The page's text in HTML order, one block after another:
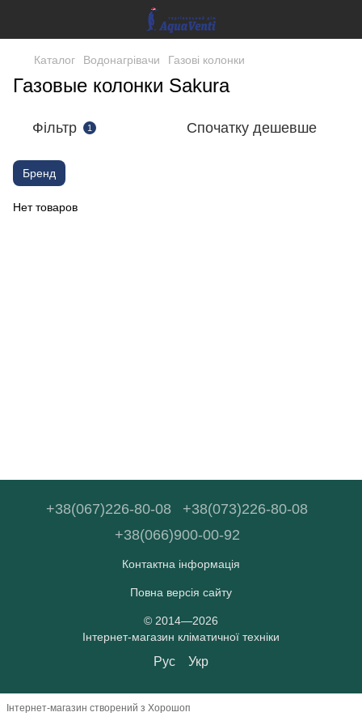
Каталог Водонагрівачи Газові колонки
Газовые колонки Sakura
Фільтр 1 Спочатку дешевше
Бренд
Нет товаров
+38(067)226-80-08
+38(073)226-80-08
+38(066)900-00-92
Контактна інформація
Повна версія сайту
© 2014—2026
Інтернет-магазин кліматичної техніки
Рус Укр
Інтернет-магазин створений з Хорошоп